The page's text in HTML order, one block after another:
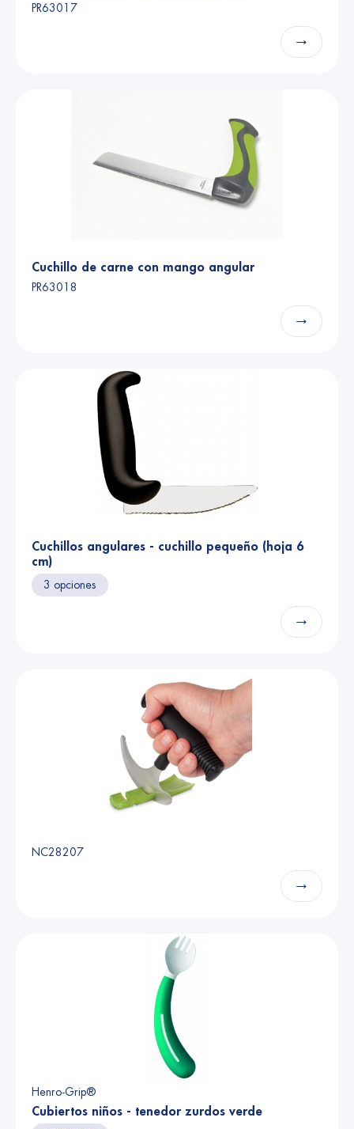
PR63017
→
Cuchillo de carne con mango angular
PR63018
→
Cuchillos angulares - cuchillo pequeño (hoja 6
cm)
3 opciones
→
NC28207
→
Henro-Grip®
Cubiertos niños - tenedor zurdos verde